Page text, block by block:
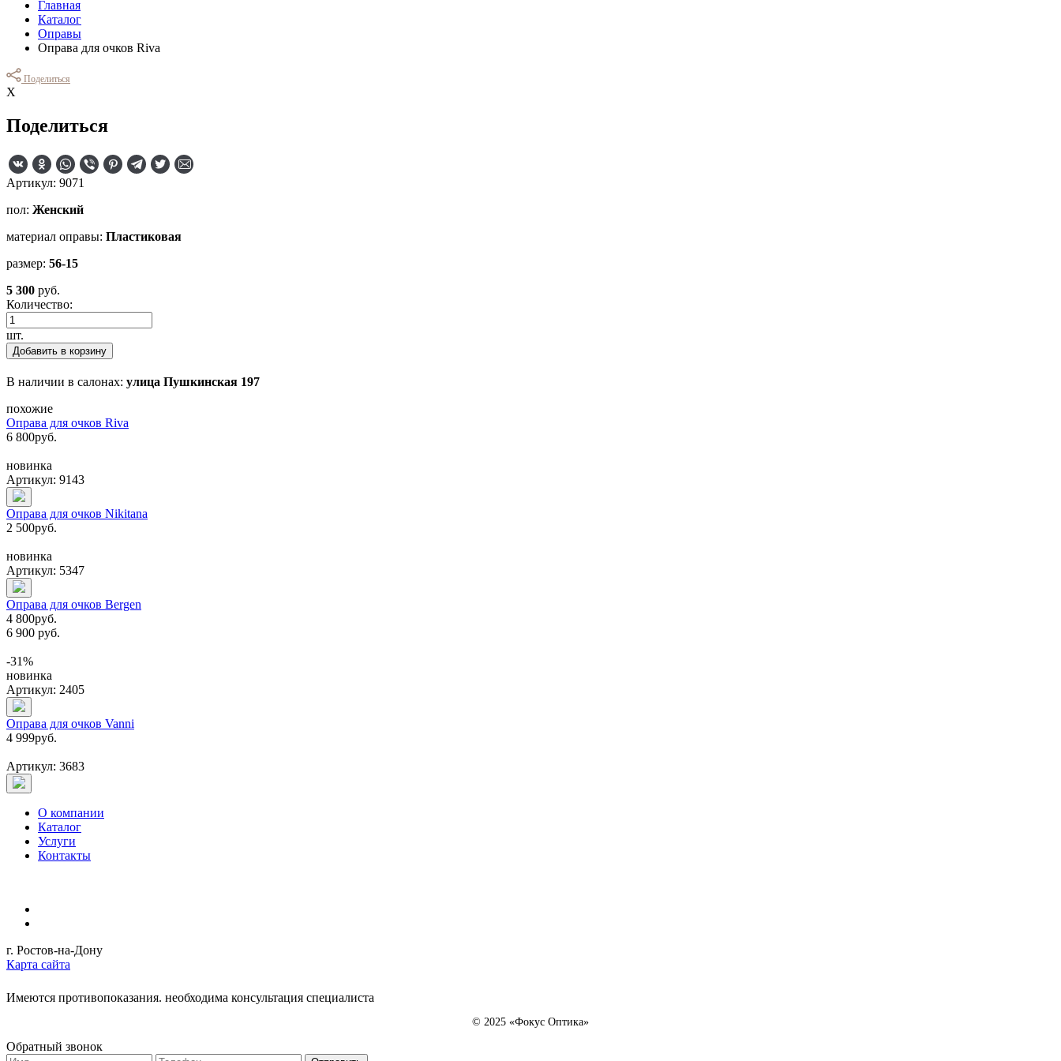
Главная
Каталог
Оправы
Оправа для очков Riva
Поделиться
Х
Поделиться
Артикул: 9071
пол: Женский
материал оправы: Пластиковая
размер: 56-15
5 300 руб.
Количество:
шт.
Добавить в корзину
В наличии в салонах: улица Пушкинская 197
похожие
Оправа для очков Riva
6 800руб.
новинка
Артикул: 9143
Оправа для очков Nikitana
2 500руб.
новинка
Артикул: 5347
Оправа для очков Bergen
4 800руб.
6 900 руб.
-31%
новинка
Артикул: 2405
Оправа для очков Vanni
4 999руб.
Артикул: 3683
О компании
Каталог
Услуги
Контакты
г. Ростов-на-Дону
Карта сайта
Имеются противопоказания. необходима консультация специалиста
© 2025 «Фокус Оптика»
Обратный звонок